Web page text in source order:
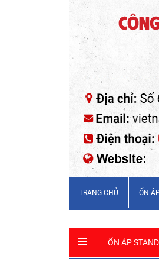
TRANG CHỦ ỔN
ỔN ÁP